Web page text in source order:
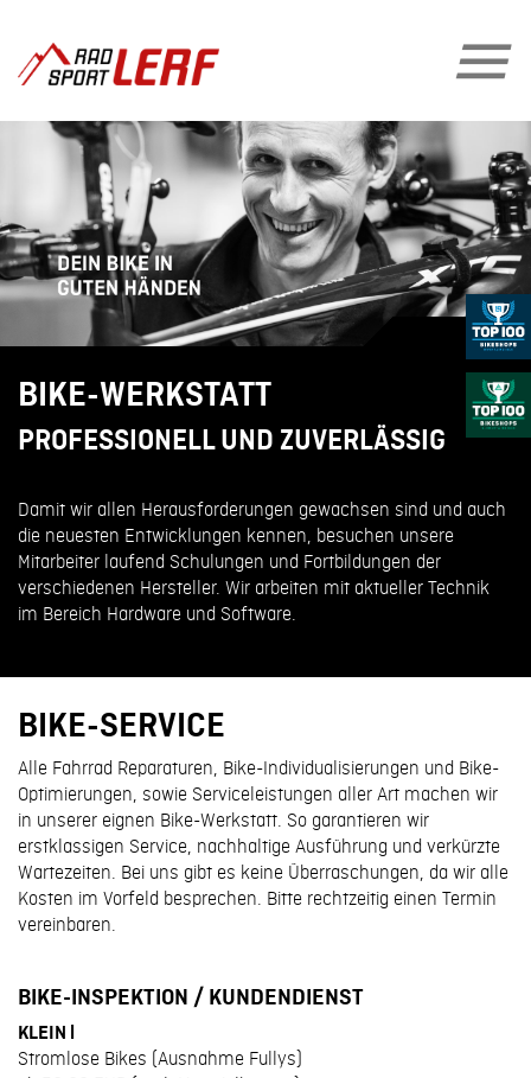
BIKE-WERKSTATT
PROFESSIONELL UND ZUVERLÄSSIG
Damit wir allen Herausforderungen gewachsen sind und auch
die neuesten Entwicklungen kennen, besuchen unsere
Mitarbeiter laufend Schulungen und Fortbildungen der
verschiedenen Hersteller. Wir arbeiten mit aktueller Technik
im Bereich Hardware und Software.
BIKE-SERVICE
Alle Fahrrad Reparaturen, Bike-Individualisierungen und Bike-
Optimierungen, sowie Serviceleistungen aller Art machen wir
in unserer eignen Bike-Werkstatt. So garantieren wir
erstklassigen Service, nachhaltige Ausführung und verkürzte
Wartezeiten. Bei uns gibt es keine Überraschungen, da wir alle
Kosten im Vorfeld besprechen. Bitte rechtzeitig einen Termin
vereinbaren.
BIKE-INSPEKTION / KUNDENDIENST
KLEIN l
Stromlose Bikes (Ausnahme Fullys)